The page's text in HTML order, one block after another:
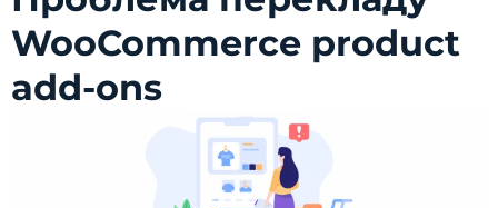
WooCommerce product
add-ons